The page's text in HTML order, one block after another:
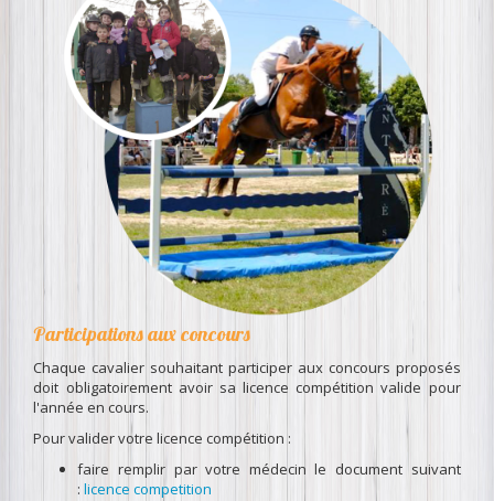
Participations aux concours
Chaque cavalier souhaitant participer aux concours proposés
doit obligatoirement avoir sa licence compétition valide pour
l'année en cours.
Pour valider votre licence compétition :
faire remplir par votre médecin le document suivant
:licence competition